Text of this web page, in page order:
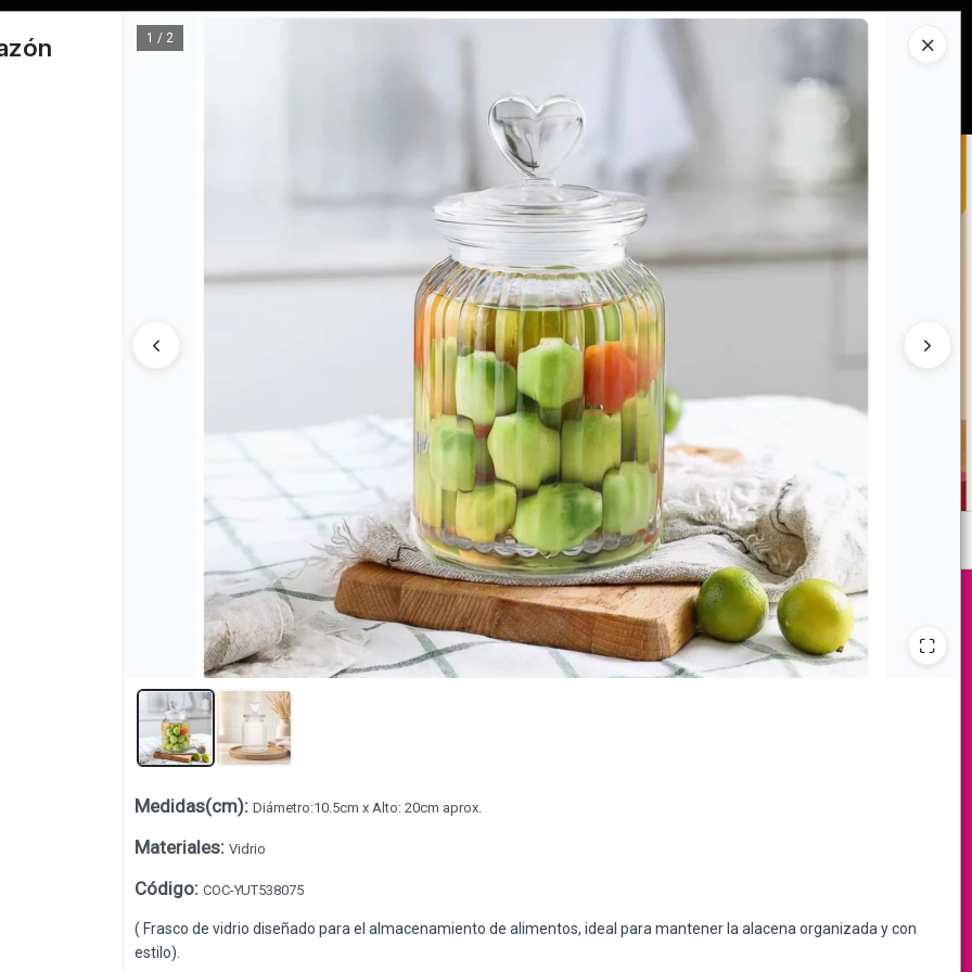
1 / 2
Medidas(cm): Diámetro:10.5cm x Alto: 20cm aprox.
Materiales: Vidrio
Código: COC-YUT538075
( Frasco de vidrio diseñado para el almacenamiento de alimentos, ideal para mantener la alacena organizada y con
estilo).
Tienda solo para MAYORISTAS
CÓMO COMPRAR QUIÉNES SOMOS
Lista vacía